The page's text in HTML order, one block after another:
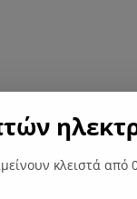
κλειστά